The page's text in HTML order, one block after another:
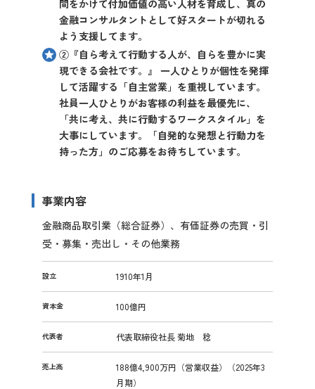
間をかけて付加価値の高い人材を育成し、真の
金融コンサルタントとして好スタートが切れる
よう支援してます。
②『自ら考えて行動する人が、自らを豊かに実
現できる会社です。』 一人ひとりが個性を発揮
して活躍する「自主営業」を重視しています。
社員一人ひとりがお客様の利益を最優先に、
「共に考え、共に行動するワークスタイル」を
大事にしています。「自発的な発想と行動力を
持った方」のご応募をお待ちしています。
事業内容
金融商品取引業（総合証券）、有価証券の売買・引
受・募集・売出し・その他業務
設立 1910年1月
資本金 100億円
代表者 代表取締役社長 菊地 稔
売上高
188億4,900万円（営業収益）（2025年3
月期）